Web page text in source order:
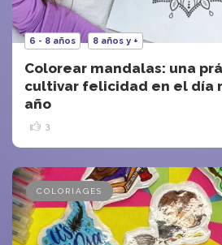
6 - 8 años 8 años y +
Colorear mandalas: una
cultivar felicidad en el día
año
3
COLORIAGES